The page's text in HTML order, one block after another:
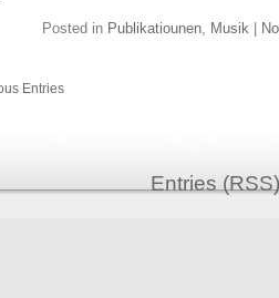
Posted in Publikatiounen, Musik
Entries
Entries (RSS)